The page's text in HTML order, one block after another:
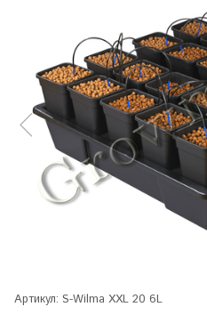
Артикул: S-Wilma XXL 20 6L